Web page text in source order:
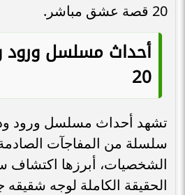
20 قصة عشق مباشر.
أحداث مسلسل ورود
20
سلسلة من المفاجآت
الشخصيات، أبرزها اكتشاف
الحقيقة الكاملة لوجه شقيقه